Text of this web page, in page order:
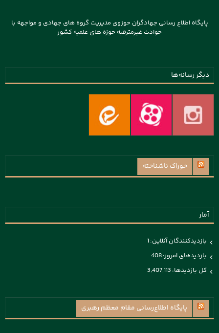
پایگاه اطلاع رسانی جهادگران حوزوی مدیریت گروه های جهادی و مواجهه با
حوادث غیرمترقبه حوزه های علمیه کشور
دیگر رسانه‌ها
خوراک ناشناخته
آمار
بازدیدکنندگان آنلاین:1
بازدیدهای امروز:408
کل بازدیدها: 3,407,113
پايگاه اطلاع‌رسانی مقام معظم رهبری